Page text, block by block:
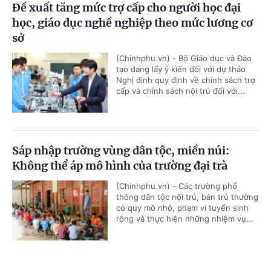
Đề xuất tăng mức trợ cấp cho người học đại
học, giáo dục nghề nghiệp theo mức lương cơ
sở
(Chinhphu.vn) - Bộ Giáo dục và Đào
tạo đang lấy ý kiến đối với dự thảo
Nghị định quy định về chính sách trợ
cấp và chính sách nội trú đối với...
Sáp nhập trường vùng dân tộc, miền núi:
Không thể áp mô hình của trường đại trà
(Chinhphu.vn) - Các trường phổ
thông dân tộc nội trú, bán trú thường
có quy mô nhỏ, phạm vi tuyển sinh
rộng và thực hiện những nhiệm vụ...